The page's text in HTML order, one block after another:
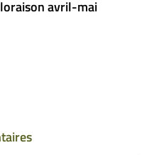
avril-mai